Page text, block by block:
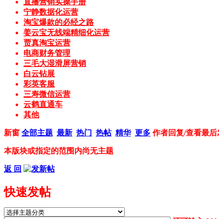
宁静数据化运营
淘宝爆款的必经之路
姜云宝无线端精细化运营
贾真淘宝运营
电商财务管理
三毛大湿滑屏营销
白云钻展
彩英客服
三寿微信运营
云鹤直通车
其他
新窗 全部主题 最新 热门 热帖 精华 更多 作者回复/查看最后
本版块或指定的范围内尚无主题
返 回
快速发帖